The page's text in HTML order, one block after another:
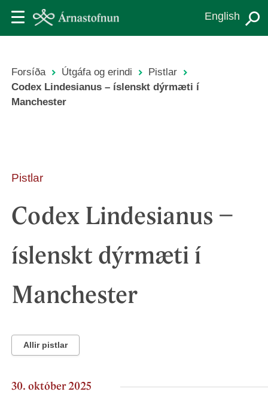
English
Leiðsagnarslóð
Forsíða Útgáfa og erindi
Pistlar
Codex Lindesianus – íslenskt dýrmæti í
Manchester
Pistlar
Codex Lindesianus –
íslenskt dýrmæti í
Manchester
Allir pistlar
30. október 2025